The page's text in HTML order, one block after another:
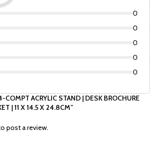
0
0
0
0
0
ACRYLIC STAND | DESK BROCHURE
| 11 X 14.5 X 24.8CM”
post a review.